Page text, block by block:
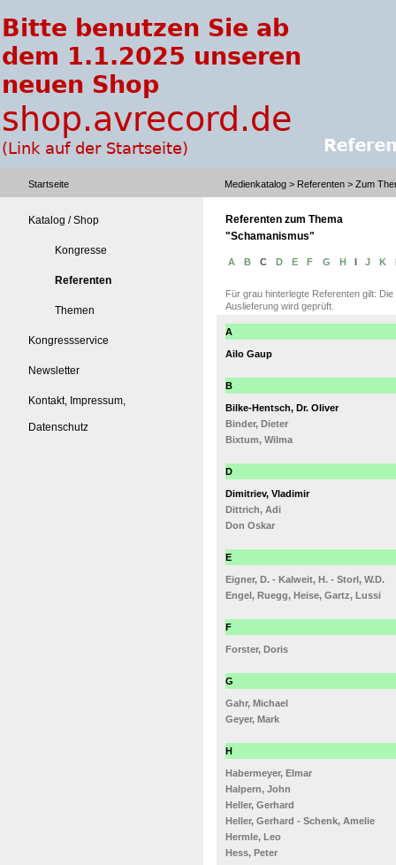
Startseite Medienkatalog > Referenten > Zum
Katalog / Shop
Kongresse
Referenten
Themen
Kongressservice
Newsletter
Kontakt, Impressum,
Datenschutz
Referenten zum Thema
"Schamanismus"
A B C D E F G H I J K
Für grau hinterlegte Referenten gilt:
Auslieferung wird geprüft.
A
Ailo Gaup
B
Bilke-Hentsch, Dr. Oliver
Binder, Dieter
Bixtum, Wilma
D
Dimitriev, Vladimir
Dittrich, Adi
Don Oskar
E
Eigner, D. - Kalweit, H. - Storl, W.D.
Engel, Ruegg, Heise, Gartz, Lussi
F
Forster, Doris
G
Gahr, Michael
Geyer, Mark
H
Habermeyer, Elmar
Halpern, John
Heller, Gerhard
Heller, Gerhard - Schenk, Amelie
Hermle, Leo
Hess, Peter